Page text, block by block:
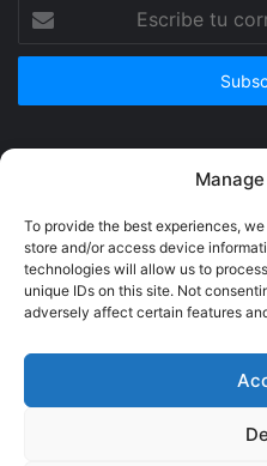
To provide the best experiences,
store and/or access device
technologies will allow us to
unique IDs on this site. Not
adversely affect certain features
correo
© Copyright 2026, Todos los